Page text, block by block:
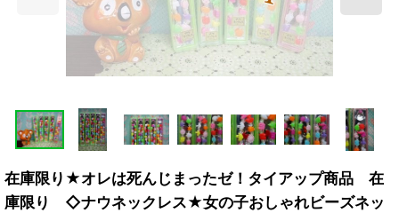
在庫限り★オレは死んじまったゼ！タイアップ商品 在
庫限り ◇ナウネックレス★女の子おしゃれビーズネッ